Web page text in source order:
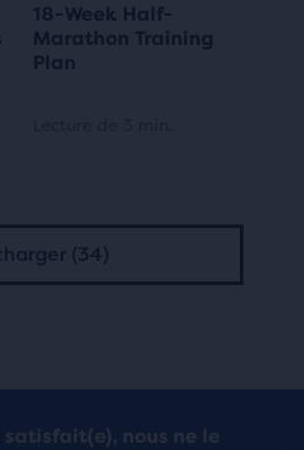
18-Week Half-
Marathon Training
Plan
(34)
satisfait(e), nous ne le